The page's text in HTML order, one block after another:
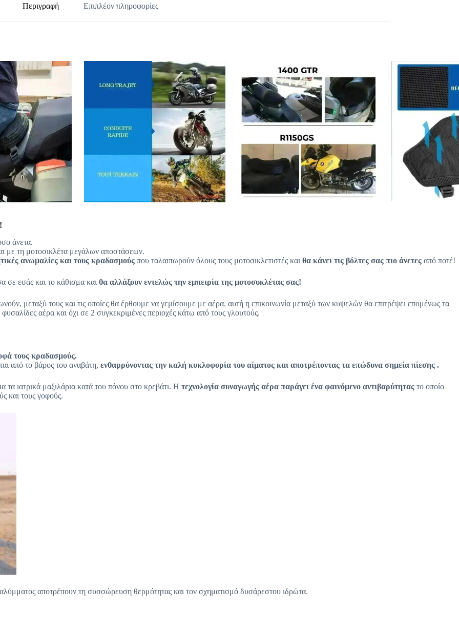
Περιγραφή Επιπλέον πληροφορίες
άνετα.
με τη μοτοσικλέτα μεγάλων αποστάσεων.
ανωμαλίες και τους κραδασμούς που ταλαιπωρούν όλους τους μοτοσικλετιστές και θα κάνει τις βόλτες σας πιο άνετες από ποτέ!
σε εσάς και το κάθισμα και θα αλλάξουν εντελώς την εμπειρία της μοτοσυκλέτας σας!
μεταξύ τους και τις οποίες θα έρθουμε να γεμίσουμε με αέρα. αυτή η επικοινωνία μεταξύ των κυψελών θα επιτρέψει επομένως τα
αέρα και όχι σε 2 συγκεκριμένες περιοχές κάτω από τους γλουτούς.
τους κραδασμούς.
από το βάρος του αναβάτη, ενθαρρύνοντας την καλή κυκλοφορία του αίματος και αποτρέποντας τα επώδυνα σημεία πίεσης .
τα ιατρικά μαξιλάρια κατά του πόνου στο κρεβάτι. Η τεχνολογία συναγωγής αέρα παράγει ένα φαινόμενο αντιβαρύτητας το οποίο
και τους γοφούς.
αποτρέπουν τη συσσώρευση θερμότητας και τον σχηματισμό δυσάρεστου ιδρώτα.